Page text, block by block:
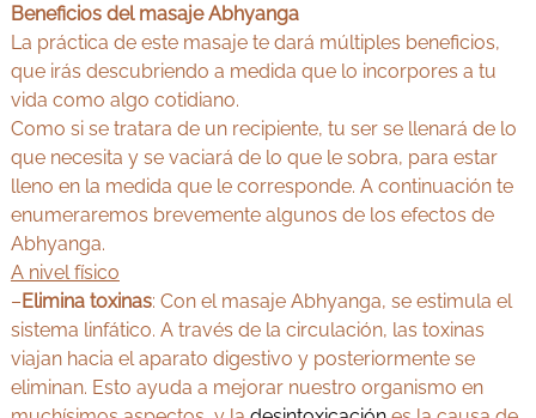
Beneficios del masaje Abhyanga
La práctica de este masaje te dará múltiples beneficios,
que irás descubriendo a medida que lo incorpores a tu
vida como algo cotidiano.
Como si se tratara de un recipiente, tu ser se llenará de lo
que necesita y se vaciará de lo que le sobra, para estar
lleno en la medida que le corresponde. A continuación te
enumeraremos brevemente algunos de los efectos de
Abhyanga.
A nivel físico
–Elimina toxinas: Con el masaje Abhyanga, se estimula el
sistema linfático. A través de la circulación, las toxinas
viajan hacia el aparato digestivo y posteriormente se
eliminan. Esto ayuda a mejorar nuestro organismo en